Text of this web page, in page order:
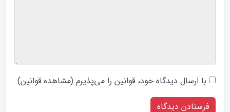
با ارسال دیدگاه‌ خود، قوانین را می‌پذیرم (مشاهده قوانین)